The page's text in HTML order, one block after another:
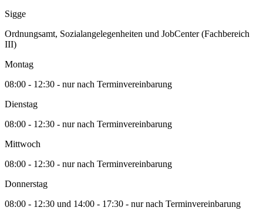
Sigge
Ordnungsamt, Sozialangelegenheiten und JobCenter (Fachbereich
III)
Montag
08:00 - 12:30 - nur nach Terminvereinbarung
Dienstag
08:00 - 12:30 - nur nach Terminvereinbarung
Mittwoch
08:00 - 12:30 - nur nach Terminvereinbarung
Donnerstag
08:00 - 12:30 und 14:00 - 17:30 - nur nach Terminvereinbarung